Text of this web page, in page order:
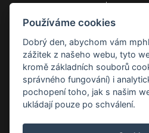
web:
email:
Všeobecné
Zásady ochrany
Reklamace a
Používáme cookies
Dobrý den, abychom vám
zážitek z našeho webu, tyto
kromě základních souborů
správného fungování) i
pochopení toho, jak s našim
ukládají pouze po schválení.